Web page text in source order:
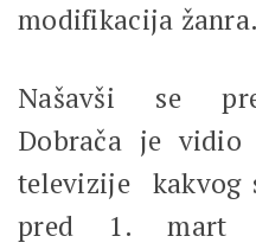
modifikacija žanra.
Našavši se
Dobrača je
televizije kakvog
pred 1. mart